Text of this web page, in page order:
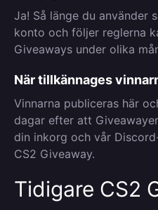
Ja! Så länge du använder
konto och följer reglerna
Giveaways under olika
När tillkännages
Vinnarna publiceras här
dagar efter att
din inkorg och vår
CS2 Giveaway.
Tidigare CS2